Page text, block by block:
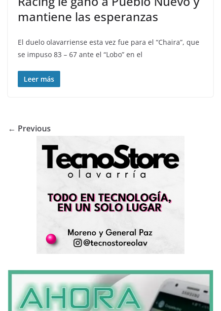
mantiene las esperanzas
El duelo olavarriense esta vez fue para el “Chaira”, que
se impuso 83 – 67 ante el “Lobo” en el
Leer más
← Previous